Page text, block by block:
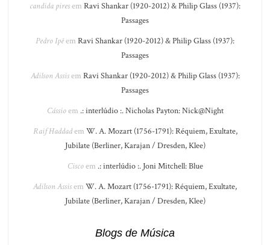
candida piresem Ravi Shankar (1920-2012) & Philip Glass (1937):
Passages
Pedro Ipêem Ravi Shankar (1920-2012) & Philip Glass (1937):
Passages
Adilson Assisem Ravi Shankar (1920-2012) & Philip Glass (1937):
Passages
Cássioem .: interlúdio :. Nicholas Payton: Nick@Night
Raif Haddadem W. A. Mozart (1756-1791): Réquiem, Exultate,
Jubilate (Berliner, Karajan / Dresden, Klee)
Ciscoem .: interlúdio :. Joni Mitchell: Blue
Adilson Assisem W. A. Mozart (1756-1791): Réquiem, Exultate,
Jubilate (Berliner, Karajan / Dresden, Klee)
Blogs de Música